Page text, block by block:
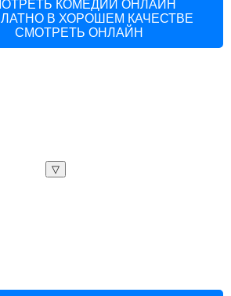
КОМЕДИИ ОНЛАЙН
В ХОРОШЕМ КАЧЕСТВЕ
СМОТРЕТЬ ОНЛАЙН
▽